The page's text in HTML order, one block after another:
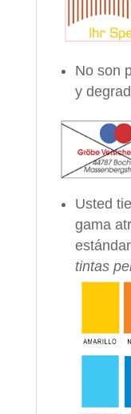
No son
y
Usted
gama
tintas